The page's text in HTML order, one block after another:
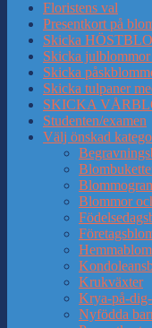
Floristens val
Presentkort på
Skicka
Skicka
Skicka
Skicka tulpaner
SKICKA
Studenten/examen
Välj önskad
Blommor
Krukväxter
Krya-på-
Nyfödda